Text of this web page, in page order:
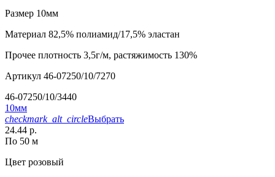
Размер 10мм
Материал 82,5% полиамид/17,5% эластан
Прочее плотность 3,5г/м, растяжимость 130%
Артикул 46-07250/10/7270
46-07250/10/3440
10мм
checkmark_alt_circleВыбрать
24.44 р.
По 50 м
Цвет розовый